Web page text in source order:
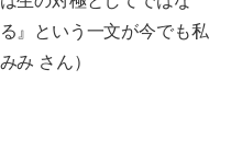
』という一文が今でも私
み さん）